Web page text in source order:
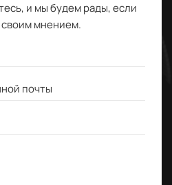
и мы будем рады, если
мнением.